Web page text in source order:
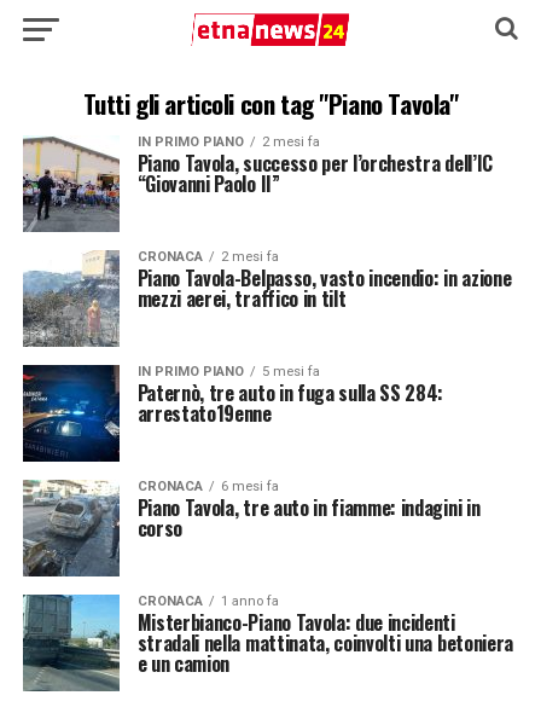
Tutti gli articoli con tag "Piano Tavola"
IN PRIMO PIANO 2 mesi fa
Piano Tavola, successo per l’orchestra dell’IC
“Giovanni Paolo II”
CRONACA 2 mesi fa
Piano Tavola-Belpasso, vasto incendio: in azione
mezzi aerei, traffico in tilt
IN PRIMO PIANO 5 mesi fa
Paternò, tre auto in fuga sulla SS 284:
arrestato19enne
CRONACA 6 mesi fa
Piano Tavola, tre auto in fiamme: indagini in
corso
CRONACA 1 anno fa
Misterbianco-Piano Tavola: due incidenti
stradali nella mattinata, coinvolti una betoniera
e un camion